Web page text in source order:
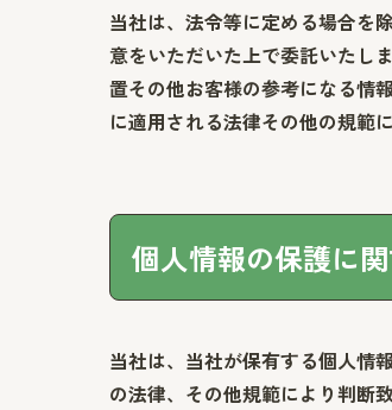
当社は、法令等に定める場合を
意をいただいた上で委託いたし
置その他お客様の参考になる情
に適用される法律その他の規範
個人情報の保護に
当社は、当社が保有する個人情
の法律、その他規範により判断